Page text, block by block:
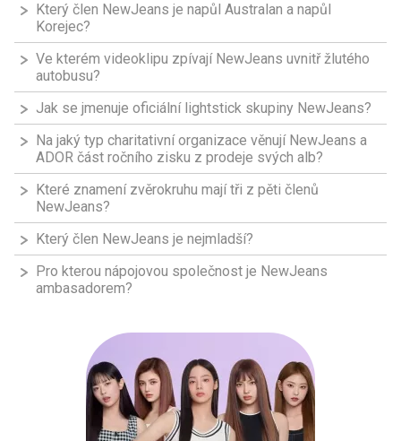
Který člen NewJeans je napůl Australan a napůl
Korejec?
Ve kterém videoklipu zpívají NewJeans uvnitř žlutého
autobusu?
Jak se jmenuje oficiální lightstick skupiny NewJeans?
Na jaký typ charitativní organizace věnují NewJeans a
ADOR část ročního zisku z prodeje svých alb?
Které znamení zvěrokruhu mají tři z pěti členů
NewJeans?
Který člen NewJeans je nejmladší?
Pro kterou nápojovou společnost je NewJeans
ambasadorem?